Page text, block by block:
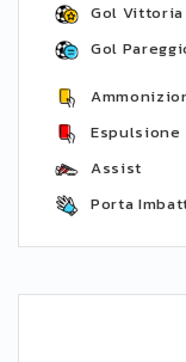
Gol Vittoria
Gol
Espulsione
Assist
Porta